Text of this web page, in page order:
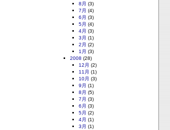
8月 (3)
7月 (4)
6月 (3)
5月 (4)
4月 (3)
3月 (1)
2月 (2)
1月 (3)
2008 (28)
12月 (2)
11月 (1)
10月 (3)
9月 (1)
8月 (5)
7月 (3)
6月 (3)
5月 (2)
4月 (1)
3月 (1)